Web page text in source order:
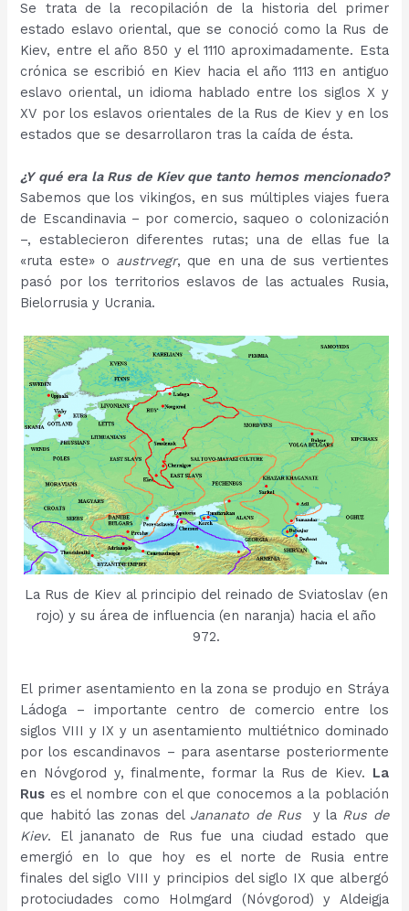
Se trata de la recopilación de la historia del primer
estado eslavo oriental, que se conoció como la Rus de
Kiev, entre el año 850 y el 1110 aproximadamente. Esta
crónica se escribió en Kiev hacia el año 1113 en antiguo
eslavo oriental, un idioma hablado entre los siglos X y
XV por los eslavos orientales de la Rus de Kiev y en los
estados que se desarrollaron tras la caída de ésta.
¿Y qué era la Rus de Kiev que tanto hemos mencionado?
Sabemos que los vikingos, en sus múltiples viajes fuera
de Escandinavia – por comercio, saqueo o colonización
–, establecieron diferentes rutas; una de ellas fue la
«ruta este» o austrvegr, que en una de sus vertientes
pasó por los territorios eslavos de las actuales Rusia,
Bielorrusia y Ucrania.
La Rus de Kiev al principio del reinado de Sviatoslav (en
rojo) y su área de influencia (en naranja) hacia el año
972.
El primer asentamiento en la zona se produjo en Stráya
Ládoga – importante centro de comercio entre los
siglos VIII y IX y un asentamiento multiétnico dominado
por los escandinavos – para asentarse posteriormente
en Nóvgorod y, finalmente, formar la Rus de Kiev. La
Rus es el nombre con el que conocemos a la población
que habitó las zonas del Jananato de Rusy la Rus de
Kiev. El jananato de Rus fue una ciudad estado que
emergió en lo que hoy es el norte de Rusia entre
finales del siglo VIII y principios del siglo IX que albergó
protociudades como Holmgard (Nóvgorod) y Aldeigja